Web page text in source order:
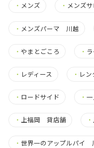
・ メンズ ・ メンズ
・ メンズパーマ 川越
・ やまとごころ ・
・ レディース ・ レ
・ ロードサイド ・
・ 上福岡 貸店舗 ・
・ 世界一のアップルパイ